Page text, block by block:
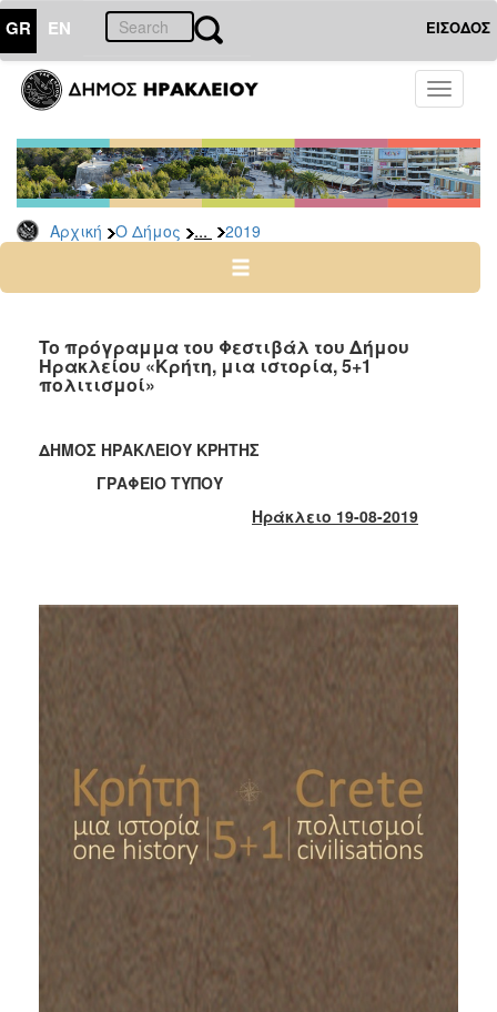
GR EN ΕΙΣΟΔΟΣ
Toggle
Αρχική Ο Δήμος ... 2019
ΔΗΜΟΣ
Δελτία
Τύπου
Αρχείο
2026
2024
2022
2021
2015
2006
To πρόγραμμα του Φεστιβάλ του Δήμου
Ηρακλείου «Κρήτη, μια ιστορία, 5+1
πολιτισμοί»
ΔΗΜΟΣ ΗΡΑΚΛΕΙΟΥ ΚΡΗΤΗΣ
ΓΡΑΦΕΙΟ ΤΥΠΟΥ
Ηράκλειο 19-08-2019